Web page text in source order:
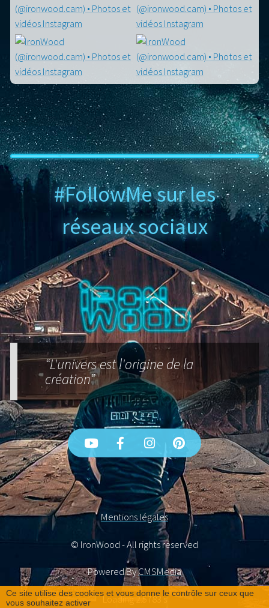
#FollowMe sur les
réseaux sociaux
“L'univers est l'origine de la
création”
Mentions légales
© IronWood - All rights reserved
Powered ByCMSMedia
Loading 2.5783 s
Ce site utilise des cookies et vous donne le contrôle sur ceux que
vous souhaitez activer